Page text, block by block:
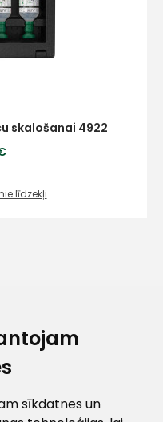
sīkdatnes un
skalošanai 4922
līdzekļi
LV - 3801